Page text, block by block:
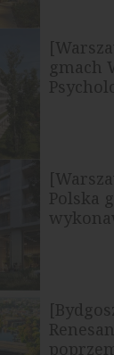
gmach
Polska